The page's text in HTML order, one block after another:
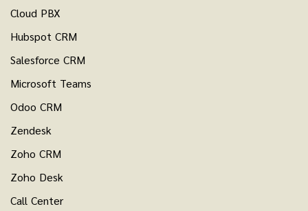
Cloud PBX
Hubspot CRM
Salesforce CRM
Microsoft Teams
Odoo CRM
Zendesk
Zoho CRM
Zoho Desk
Call Center